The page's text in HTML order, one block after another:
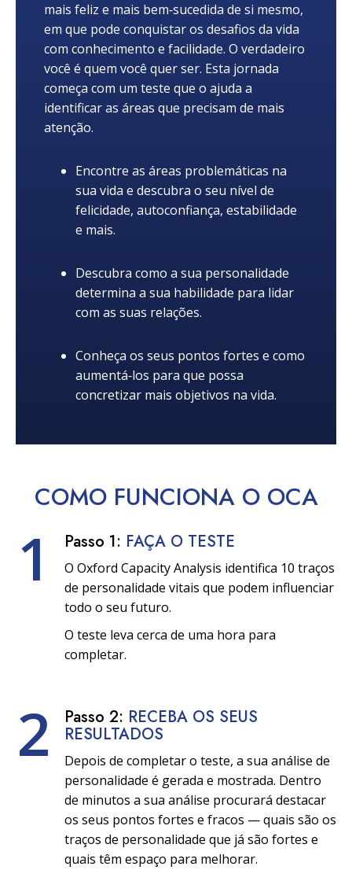
mais feliz e mais bem‑sucedida de si mesmo,
em que pode conquistar os desafios da vida
com conhecimento e facilidade. O verdadeiro
você é quem você quer ser. Esta jornada
começa com um teste que o ajuda a
identificar as áreas que precisam de mais
atenção.
Encontre as áreas problemáticas na
sua vida e descubra o seu nível de
felicidade, autoconfiança, estabilidade
e mais.
Descubra como a sua personalidade
determina a sua habilidade para lidar
com as suas relações.
Conheça os seus pontos fortes e como
aumentá‑los para que possa
concretizar mais objetivos na vida.
COMO FUNCIONAO OCA
1 Passo 1: FAÇA O TESTE
O Oxford Capacity Analysis identifica 10 traços
de personalidade vitais que podem influenciar
todo o seu futuro.
O teste leva cerca de uma hora para
completar.
2 Passo 2: RECEBA OS SEUS
RESULTADOS
Depois de completar o teste, a sua análise de
personalidade é gerada e mostrada. Dentro
de minutos a sua análise procurará destacar
os seus pontos fortes e fracos — quais são os
traços de personalidade que já são fortes e
quais têm espaço para melhorar.